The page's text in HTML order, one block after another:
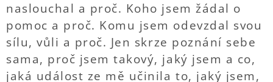
naslouchal a proč. Koho jsem žádal o
pomoc a proč. Komu jsem odevzdal svou
sílu, vůli a proč. Jen skrze poznání sebe
sama, proč jsem takový, jaký jsem a co,
jaká událost ze mě učinila to, jaký jsem,